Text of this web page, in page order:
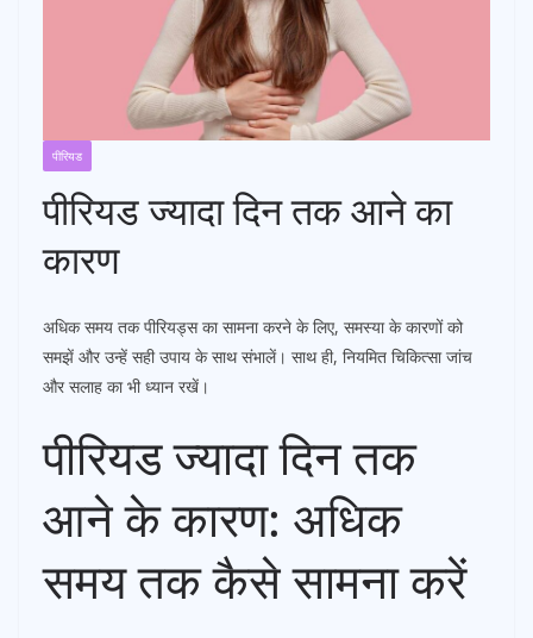
पीरियड
पीरियड ज्यादा दिन तक आने का
कारण
अधिक समय तक पीरियड्स का सामना करने के लिए, समस्या के कारणों को
समझें और उन्हें सही उपाय के साथ संभालें। साथ ही, नियमित चिकित्सा जांच
और सलाह का भी ध्यान रखें।
पीरियड ज्यादा दिन तक
आने के कारण: अधिक
समय तक कैसे सामना करें